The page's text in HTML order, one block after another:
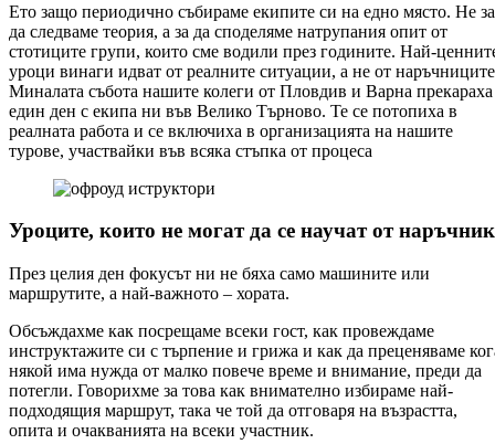
Ето защо периодично събираме екипите си на едно място. Не за
да следваме теория, а за да споделяме натрупания опит от
стотиците групи, които сме водили през годините. Най-
уроци винаги идват от реалните ситуации, а не от
Миналата събота нашите колеги от Пловдив и Варна прекараха
един ден с екипа ни във Велико Търново. Те се потопиха в
реалната работа и се включиха в организацията на нашите
турове, участвайки във всяка стъпка от процеса
Уроците, които не могат да се научат от наръчник
През целия ден фокусът ни не бяха само машините или
маршрутите, а най-важното – хората.
Обсъждахме как посрещаме всеки гост, как провеждаме
инструктажите си с търпение и грижа и как да преценяваме
някой има нужда от малко повече време и внимание, преди да
потегли. Говорихме за това как внимателно избираме най-
подходящия маршрут, така че той да отговаря на възрастта,
опита и очакванията на всеки участник.